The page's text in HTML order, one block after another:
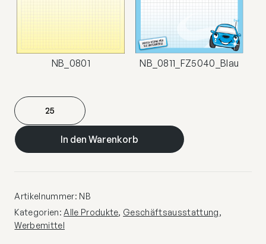
NB_0801 NB_0811_FZ5040_Blau
Notiz
/
Schreibblöcke
Menge
In den Warenkorb
Artikelnummer: NB
Kategorien: Alle Produkte, Geschäftsausstattung,
Werbemittel